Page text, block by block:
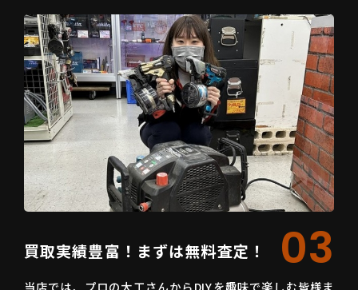
買取実績豊富！まずは無料査定！ 03
当店では、プロの大工さんからDIYを趣味で楽しむ皆様ま